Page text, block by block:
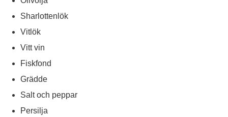
Sharlottenlök
Vitlök
Vitt vin
Fiskfond
Grädde
Salt och peppar
Persilja